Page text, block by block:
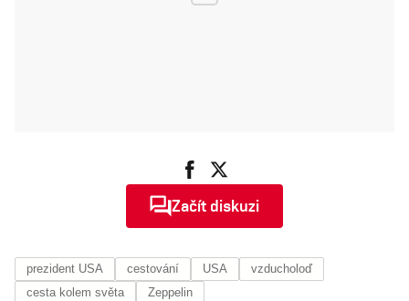
Začít diskuzi
prezident USA cestování USA
vzducholoď
cesta kolem světa
Zeppelin